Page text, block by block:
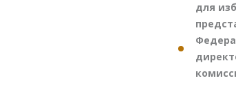
для